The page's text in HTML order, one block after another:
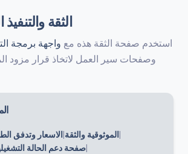
الثقة
استخدم صفحة الثقة هذه مع واجهة برمجة
وصفحات سير العمل لاتخاذ قرار مزود
الاسعار وتدفق الموثوقية والثقة
صفحة دعم الحالة